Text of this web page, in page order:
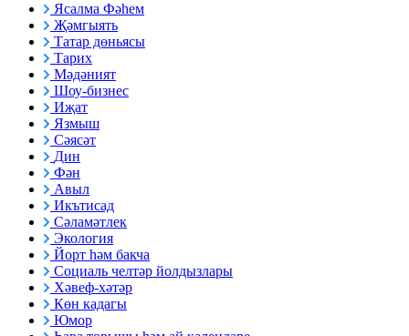
Ясалма Фәһем
Җәмгыять
Татар дөньясы
Тарих
Мәдәният
Шоу-бизнес
Иҗат
Язмыш
Сәясәт
Дин
Фән
Авыл
Икътисад
Сәламәтлек
Экология
Йорт һәм бакча
Социаль челтәр йолдызлары
Хәвеф-хәтәр
Көн кадагы
Юмор